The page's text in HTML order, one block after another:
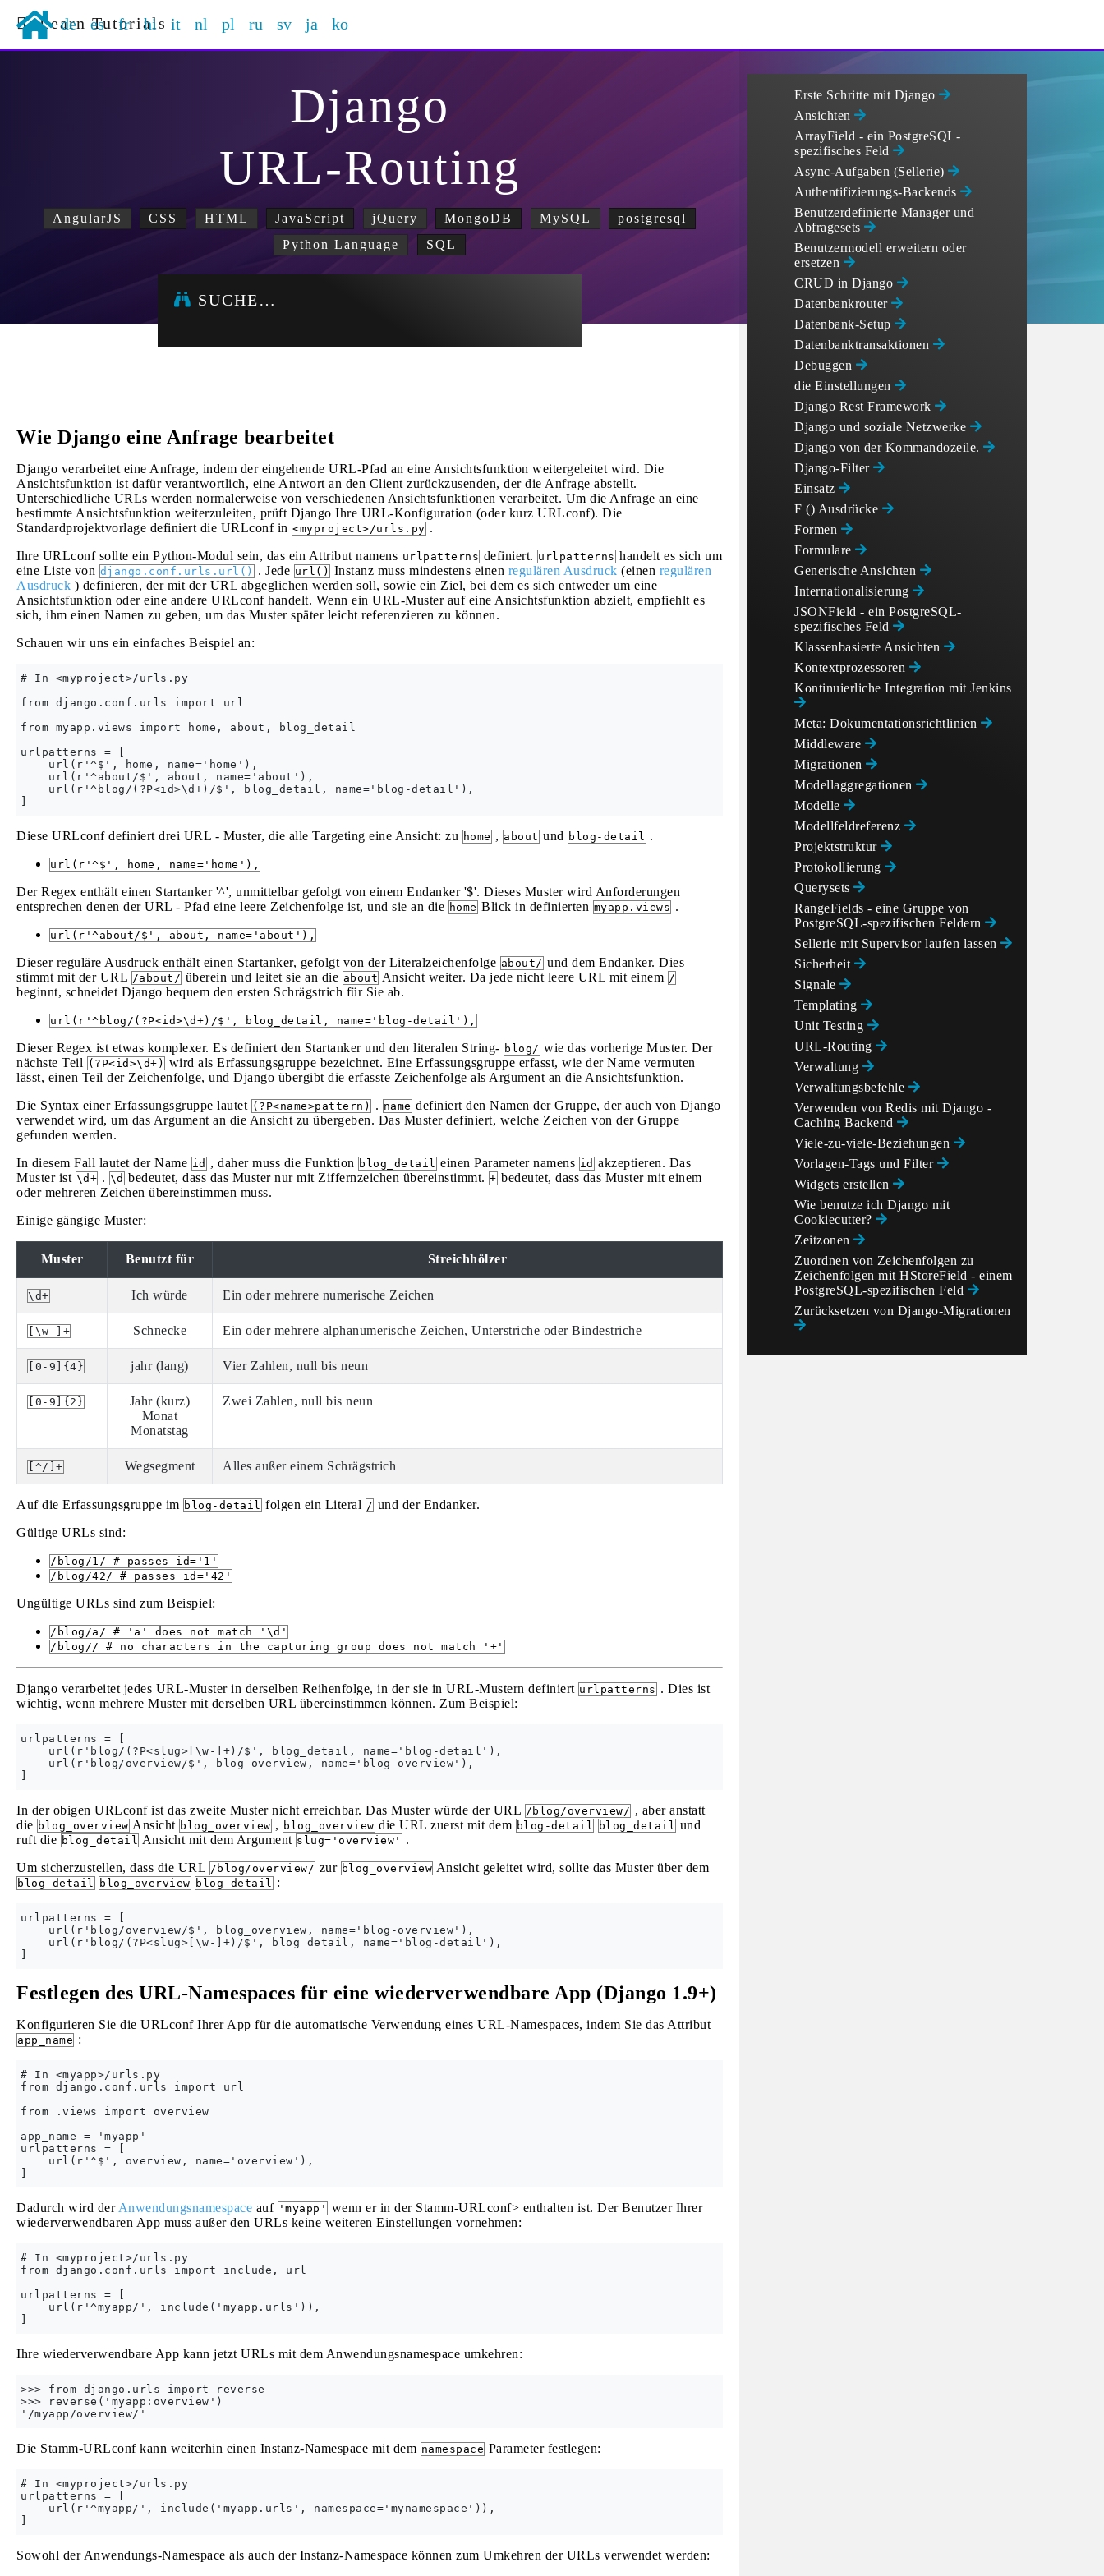
Learn Tutorials
de es fr hi it nl pl ru sv ja ko
Django
URL-Routing
AngularJS CSS HTML JavaScript jQuery MongoDB MySQL
postgresql
Python Language
SQL
SUCHE…
Wie Django eine Anfrage bearbeitet
Django verarbeitet eine Anfrage, indem der eingehende URL-Pfad an eine Ansichtsfunktion weitergeleitet wird. Die
Ansichtsfunktion ist dafür verantwortlich, eine Antwort an den Client zurückzusenden, der die Anfrage abstellt.
Unterschiedliche URLs werden normalerweise von verschiedenen Ansichtsfunktionen verarbeitet. Um die Anfrage an eine
bestimmte Ansichtsfunktion weiterzuleiten, prüft Django Ihre URL-Konfiguration (oder kurz URLconf). Die
Standardprojektvorlage definiert die URLconf in <myproject>/urls.py .
Ihre URLconf sollte ein Python-Modul sein, das ein Attribut namens urlpatterns definiert. urlpatterns handelt es sich um
eine Liste von django.conf.urls.url() . Jede url() Instanz muss mindestens einen regulären Ausdruck (einen regulären
Ausdruck ) definieren, der mit der URL abgeglichen werden soll, sowie ein Ziel, bei dem es sich entweder um eine
Ansichtsfunktion oder eine andere URLconf handelt. Wenn ein URL-Muster auf eine Ansichtsfunktion abzielt, empfiehlt es
sich, ihm einen Namen zu geben, um das Muster später leicht referenzieren zu können.
Schauen wir uns ein einfaches Beispiel an:
# In <myproject>/urls.py
from django.conf.urls import url
from myapp.views import home, about, blog_detail
urlpatterns = [
    url(r'^$', home, name='home'),
    url(r'^about/$', about, name='about'),
    url(r'^blog/(?P<id>\d+)/$', blog_detail, name='blog-detail'),
Diese URLconf definiert drei URL - Muster, die alle Targeting eine Ansicht: zu home , about und blog-detail .
url(r'^$', home, name='home'),
Der Regex enthält einen Startanker '^', unmittelbar gefolgt von einem Endanker '$'. Dieses Muster wird Anforderungen
entsprechen denen der URL - Pfad eine leere Zeichenfolge ist, und sie an die home Blick in definierten myapp.views .
url(r'^about/$', about, name='about'),
Dieser reguläre Ausdruck enthält einen Startanker, gefolgt von der Literalzeichenfolge about/ und dem Endanker. Dies
stimmt mit der URL /about/ überein und leitet sie an die about Ansicht weiter. Da jede nicht leere URL mit einem /
beginnt, schneidet Django bequem den ersten Schrägstrich für Sie ab.
url(r'^blog/(?P<id>\d+)/$', blog_detail, name='blog-detail'),
Dieser Regex ist etwas komplexer. Es definiert den Startanker und den literalen String- blog/ wie das vorherige Muster. Der
nächste Teil (?P<id>\d+) wird als Erfassungsgruppe bezeichnet. Eine Erfassungsgruppe erfasst, wie der Name vermuten
lässt, einen Teil der Zeichenfolge, und Django übergibt die erfasste Zeichenfolge als Argument an die Ansichtsfunktion.
Die Syntax einer Erfassungsgruppe lautet (?P<name>pattern) . name definiert den Namen der Gruppe, der auch von Django
verwendet wird, um das Argument an die Ansicht zu übergeben. Das Muster definiert, welche Zeichen von der Gruppe
gefunden werden.
In diesem Fall lautet der Name id , daher muss die Funktion blog_detail einen Parameter namens id akzeptieren. Das
Muster ist \d+ . \d bedeutet, dass das Muster nur mit Ziffernzeichen übereinstimmt. + bedeutet, dass das Muster mit einem
oder mehreren Zeichen übereinstimmen muss.
Einige gängige Muster:
Muster Benutzt für Streichhölzer
\d+ Ich würde Ein oder mehrere numerische Zeichen
[\w-]+ Schnecke Ein oder mehrere alphanumerische Zeichen, Unterstriche oder Bindestriche
[0-9]{4} jahr (lang) Vier Zahlen, null bis neun
[0-9]{2}
Jahr (kurz)
Monat
Monatstag
Zwei Zahlen, null bis neun
[^/]+ Wegsegment Alles außer einem Schrägstrich
Auf die Erfassungsgruppe im blog-detail folgen ein Literal / und der Endanker.
Gültige URLs sind:
/blog/1/ # passes id='1'
/blog/42/ # passes id='42'
Ungültige URLs sind zum Beispiel:
/blog/a/ # 'a' does not match '\d'
/blog// # no characters in the capturing group does not match '+'
Django verarbeitet jedes URL-Muster in derselben Reihenfolge, in der sie in URL-Mustern definiert urlpatterns . Dies ist
wichtig, wenn mehrere Muster mit derselben URL übereinstimmen können. Zum Beispiel:
urlpatterns = [
    url(r'blog/(?P<slug>[\w-]+)/$', blog_detail, name='blog-detail'),
    url(r'blog/overview/$', blog_overview, name='blog-overview'),
In der obigen URLconf ist das zweite Muster nicht erreichbar. Das Muster würde der URL /blog/overview/ , aber anstatt
die blog_overview Ansicht blog_overview , blog_overview die URL zuerst mit dem blog-detail blog_detail und
ruft die blog_detail Ansicht mit dem Argument slug='overview'
.
Um sicherzustellen, dass die URL /blog/overview/ zur blog_overview Ansicht geleitet wird, sollte das Muster über dem
blog-detail blog_overview blog-detail :
urlpatterns = [
    url(r'blog/overview/$', blog_overview, name='blog-overview'),
    url(r'blog/(?P<slug>[\w-]+)/$', blog_detail, name='blog-detail'),
Festlegen des URL-Namespaces für eine wiederverwendbare App (Django 1.9+)
Konfigurieren Sie die URLconf Ihrer App für die automatische Verwendung eines URL-Namespaces, indem Sie das Attribut
app_name :
# In <myapp>/urls.py
from django.conf.urls import url
from .views import overview
app_name = 'myapp'
urlpatterns = [
    url(r'^$', overview, name='overview'),
Dadurch wird der Anwendungsnamespace auf 'myapp' wenn er in der Stamm-URLconf> enthalten ist. Der Benutzer Ihrer
wiederverwendbaren App muss außer den URLs keine weiteren Einstellungen vornehmen:
# In <myproject>/urls.py
from django.conf.urls import include, url
urlpatterns = [
    url(r'^myapp/', include('myapp.urls')),
Ihre wiederverwendbare App kann jetzt URLs mit dem Anwendungsnamespace umkehren:
>>> from django.urls import reverse
>>> reverse('myapp:overview')
Die Stamm-URLconf kann weiterhin einen Instanz-Namespace mit dem namespace Parameter festlegen:
# In <myproject>/urls.py
urlpatterns = [
    url(r'^myapp/', include('myapp.urls', namespace='mynamespace')),
Sowohl der Anwendungs-Namespace als auch der Instanz-Namespace können zum Umkehren der URLs verwendet werden:
Erste Schritte mit Django
Ansichten
ArrayField - ein PostgreSQL-
spezifisches Feld
Async-Aufgaben (Sellerie)
Authentifizierungs-Backends
Benutzerdefinierte Manager und
Abfragesets
Benutzermodell erweitern oder
ersetzen
CRUD in Django
Datenbankrouter
Datenbank-Setup
Datenbanktransaktionen
Debuggen
die Einstellungen
Django Rest Framework
Django und soziale Netzwerke
Django von der Kommandozeile.
Django-Filter
Einsatz
F () Ausdrücke
Formen
Formulare
Generische Ansichten
Internationalisierung
JSONField - ein PostgreSQL-
spezifisches Feld
Klassenbasierte Ansichten
Kontextprozessoren
Kontinuierliche Integration mit Jenkins
Meta: Dokumentationsrichtlinien
Middleware
Migrationen
Modellaggregationen
Modelle
Modellfeldreferenz
Projektstruktur
Protokollierung
Querysets
RangeFields - eine Gruppe von
PostgreSQL-spezifischen Feldern
Sellerie mit Supervisor laufen lassen
Sicherheit
Signale
Templating
Unit Testing
URL-Routing
Verwaltung
Verwaltungsbefehle
Verwenden von Redis mit Django -
Caching Backend
Viele-zu-viele-Beziehungen
Vorlagen-Tags und Filter
Widgets erstellen
Wie benutze ich Django mit
Cookiecutter?
Zeitzonen
Zuordnen von Zeichenfolgen zu
Zeichenfolgen mit HStoreField - einem
PostgreSQL-spezifischen Feld
Zurücksetzen von Django-Migrationen